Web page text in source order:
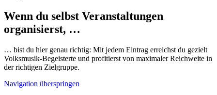
Wenn du selbst Veranstaltungen
organisierst, …
… bist du hier genau richtig: Mit jedem Eintrag erreichst du gezielt
Volksmusik-Begeisterte und profitierst von maximaler Reichweite in
der richtigen Zielgruppe.
Navigation überspringen